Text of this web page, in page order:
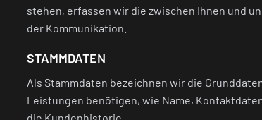
stehen, erfassen wir die zwischen Ihnen und
der Kommunikation.
STAMMDATEN
Als Stammdaten bezeichnen wir die
Leistungen benötigen, wie Name,